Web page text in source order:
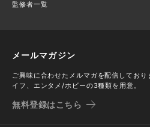
監修者一覧
メールマガジン
ご興味に合わせたメルマガを配信してお
イフ、エンタメ/ホビーの3種類を用意。
無料登録はこちら